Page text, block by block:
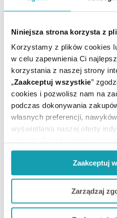
Niniejsza strona korzysta z
Korzystamy z plików cookies
w celu zapewnienia Ci
korzystania z naszej strony
„Zaakceptuj wszystkie”
cookies i pozwolisz nam na
podczas dokonywania
własnych preferencji,
wyświetlania naszej oferty
do prawidłowego działania
funkcjonalności. W zależności
korzystasz z naszej witryny
do naszych Partnerów
Jeżeli chcesz dostosować
Zaakceptuj
Zarządzaj
Głogowska 41,
Polska,
www. sfdsa.pl
Suplement diety nie może
substytut (zamiennik)
Nie należy przekraczać
ciągu dnia.
Zrównoważony sposób
Przechowywać w miejscu
dzieci.
Nie należy stosować
nadwrażliwości na